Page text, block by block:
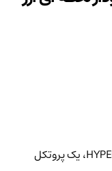
ارز دیجیتال هایپرلین (Hyperlane) با نماد HYPER، یک پروتکل